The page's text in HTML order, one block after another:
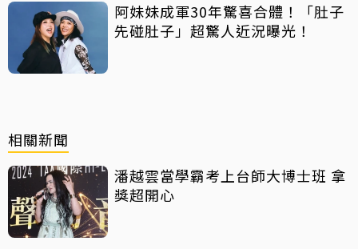
阿妹妹成軍30年驚喜合體！「肚子
先碰肚子」超驚人近況曝光！
相關新聞
潘越雲當學霸考上台師大博士班 拿
獎超開心